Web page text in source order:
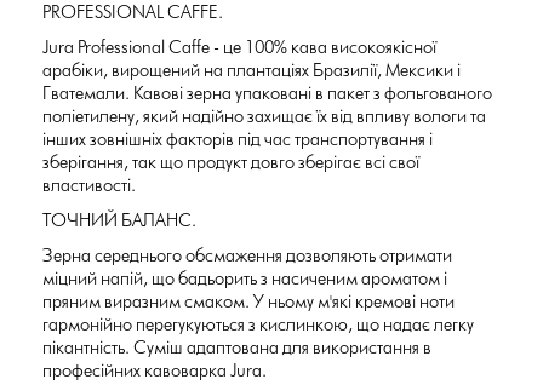
PROFESSIONAL CAFFE.
Jura Professional Caffe - це 100% кава високоякісної
арабіки, вирощений на плантаціях Бразилії, Мексики і
Гватемали. Кавові зерна упаковані в пакет з фольгованого
поліетилену, який надійно захищає їх від впливу вологи та
інших зовнішніх факторів під час транспортування і
зберігання, так що продукт довго зберігає всі свої
властивості.
ТОЧНИЙ БАЛАНС .
Зерна середнього обсмаження дозволяють отримати
міцний напій, що бадьорить з насиченим ароматом і
пряним виразним смаком. У ньому м'які кремові ноти
гармонійно перегукуються з кислинкою, що надає легку
пікантність. Суміш адаптована для використання в
професійних кавоварка Jura.